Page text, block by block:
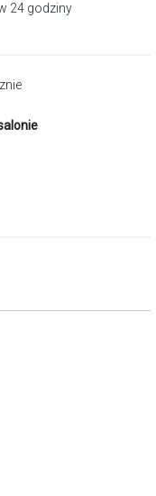
24 godziny